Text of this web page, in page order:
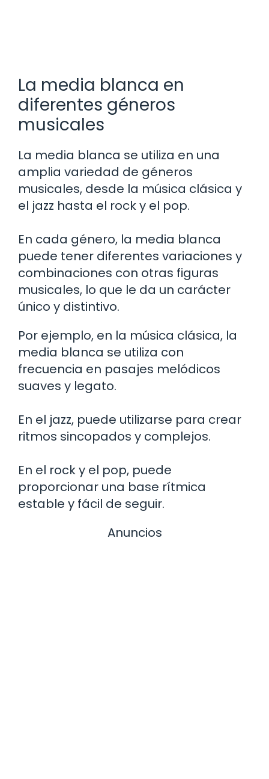
La media blanca en
diferentes géneros
musicales
La media blanca se utiliza en una
amplia variedad de géneros
musicales, desde la música clásica y
el jazz hasta el rock y el pop.
En cada género, la media blanca
puede tener diferentes variaciones y
combinaciones con otras figuras
musicales, lo que le da un carácter
único y distintivo.
Por ejemplo, en la música clásica, la
media blanca se utiliza con
frecuencia en pasajes melódicos
suaves y legato.
En el jazz, puede utilizarse para crear
ritmos sincopados y complejos.
En el rock y el pop, puede
proporcionar una base rítmica
estable y fácil de seguir.
Anuncios